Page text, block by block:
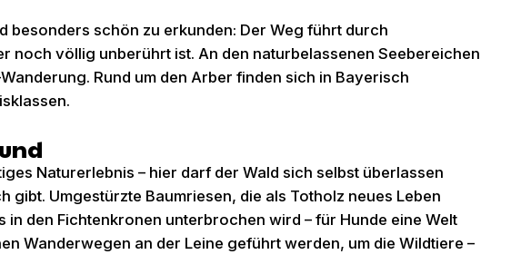
besonders schön zu erkunden: Der Weg führt durch
noch völlig unberührt ist. An den naturbelassenen Seebereichen
Rund um den Arber finden sich in Bayerisch
Naturerlebnis – hier darf der Wald sich selbst überlassen
Umgestürzte Baumriesen, die als Totholz neues Leben
den Fichtenkronen unterbrochen wird – für Hunde eine Welt
Wanderwegen an der Leine geführt werden, um die Wildtiere –